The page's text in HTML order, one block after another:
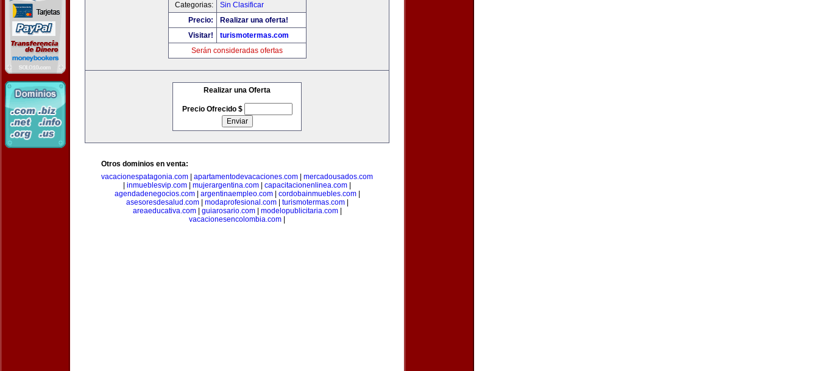
Categorias:
Sin Clasificar
Precio:
Realizar una oferta!
Visitar!
turismotermas.com
Serán consideradas ofertas
Realizar una Oferta
Precio Ofrecido $
Otros dominios en venta:
vacacionespatagonia.com
apartamentodevacaciones.com
mercadousados.com
inmueblesvip.com mujerargentina.com capacitacionenlinea.com
agendadenegocios.com| argentinaempleo.com| cordobainmuebles.com|
asesoresdesalud.com| modaprofesional.com| turismotermas.com|
areaeducativa.com| guiarosario.com| modelopublicitaria.com|
vacacionesencolombia.com